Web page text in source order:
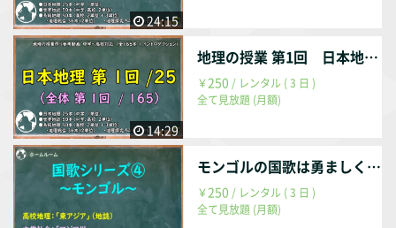
24:15
14:29
地理の授業 第1回 日本地理 第1回 / 25回 （全体 第001回 / 165回）
￥250 / レンタル ( 3 日 )
全て見放題 (月額)
モンゴルの国歌は勇ましく美しい
￥250 / レンタル ( 3 日 )
全て見放題 (月額)